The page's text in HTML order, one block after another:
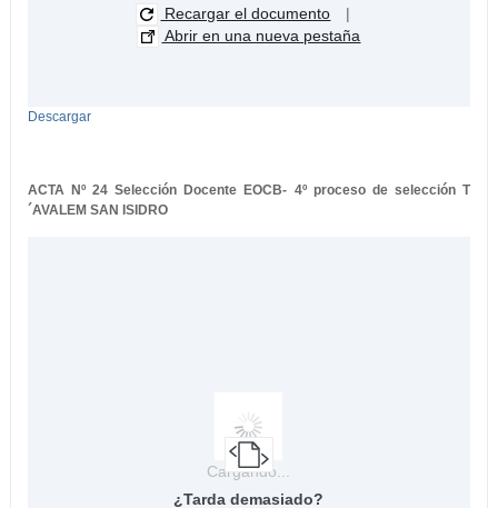
Recargar el documento
|
Abrir en una nueva pestaña
Descargar
ACTA Nº 24 Selección Docente EOCB- 4º proceso de selección T
´AVALEM SAN ISIDRO
Cargando...
¿Tarda demasiado?